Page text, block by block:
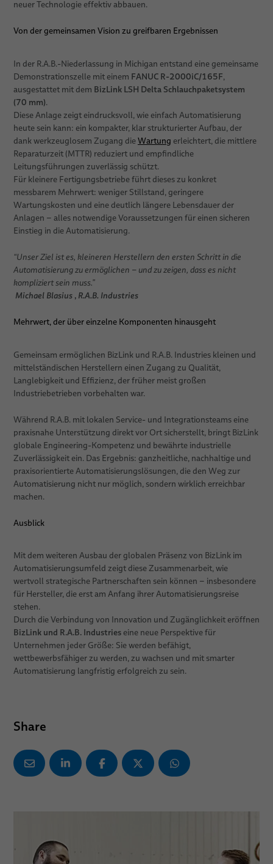
neuer Technologie effektiv abbauen.
Von der gemeinsamen Vision zu greifbaren Ergebnissen
In der R.A.B.-Niederlassung in Michigan entstand eine gemeinsame
Demonstrationszelle mit einem FANUC R-2000iC/165F,
ausgestattet mit dem BizLink LSH Delta Schlauchpaketsystem
(70 mm).
Diese Anlage zeigt eindrucksvoll, wie einfach Automatisierung
heute sein kann: ein kompakter, klar strukturierter Aufbau, der
dank werkzeuglosem Zugang dieWartung erleichtert, die mittlere
Reparaturzeit (MTTR) reduziert und empfindliche
Leitungsführungen zuverlässig schützt.
Für kleinere Fertigungsbetriebe führt dieses zu konkret
messbarem Mehrwert: weniger Stillstand, geringere
Wartungskosten und eine deutlich längere Lebensdauer der
Anlagen – alles notwendige Voraussetzungen für einen sicheren
Einstieg in die Automatisierung.
“Unser Ziel ist es, kleineren Herstellern den ersten Schritt in die
Automatisierung zu ermöglichen – und zu zeigen, dass es nicht
kompliziert sein muss.”
Michael Blasius, R.A.B. Industries
Mehrwert, der über einzelne Komponenten hinausgeht
Gemeinsam ermöglichen BizLink und R.A.B. Industries kleinen und
mittelständischen Herstellern einen Zugang zu Qualität,
Langlebigkeit und Effizienz, der früher meist großen
Industriebetrieben vorbehalten war.
Während R.A.B. mit lokalen Service- und Integrationsteams eine
praxisnahe Unterstützung direkt vor Ort sicherstellt, bringt BizLink
globale Engineering-Kompetenz und bewährte industrielle
Zuverlässigkeit ein. Das Ergebnis: ganzheitliche, nachhaltige und
praxisorientierte Automatisierungslösungen, die den Weg zur
Automatisierung nicht nur möglich, sondern wirklich erreichbar
machen.
Ausblick
Mit dem weiteren Ausbau der globalen Präsenz von BizLink im
Automatisierungsumfeld zeigt diese Zusammenarbeit, wie
wertvoll strategische Partnerschaften sein können – insbesondere
für Hersteller, die erst am Anfang ihrer Automatisierungsreise
stehen.
Durch die Verbindung von Innovation und Zugänglichkeit eröffnen
BizLink und R.A.B. Industrieseine neue Perspektive für
Unternehmen jeder Größe: Sie werden befähigt,
wettbewerbsfähiger zu werden, zu wachsen und mit smarter
Automatisierung langfristig erfolgreich zu sein.
Share